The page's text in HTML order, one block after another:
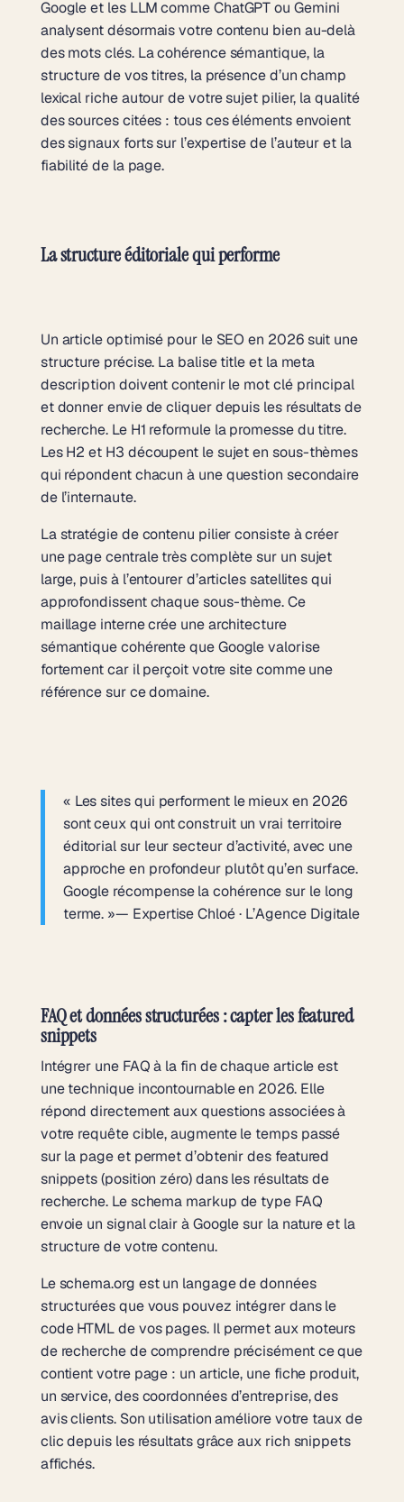
Google et les LLM comme ChatGPT ou Gemini
analysent désormais votre contenu bien au-delà
des mots clés. La cohérence sémantique, la
structure de vos titres, la présence d’un champ
lexical riche autour de votre sujet pilier, la qualité
des sources citées : tous ces éléments envoient
des signaux forts sur l’expertise de l’auteur et la
fiabilité de la page.
La structure éditoriale qui performe
Un article optimisé pour le SEO en 2026 suit une
structure précise. La balise title et la meta
description doivent contenir le mot clé principal
et donner envie de cliquer depuis les résultats de
recherche. Le H1 reformule la promesse du titre.
Les H2 et H3 découpent le sujet en sous-thèmes
qui répondent chacun à une question secondaire
de l’internaute.
Lastratégie de contenu pilierconsiste à créer
une page centrale très complète sur un sujet
large, puis à l’entourer d’articles satellites qui
approfondissent chaque sous-thème. Ce
maillage interne crée une architecture
sémantique cohérente que Google valorise
fortement car il perçoit votre site comme une
référence sur ce domaine.
« Les sites qui performent le mieux en 2026
sont ceux qui ont construit un vrai territoire
éditorial sur leur secteur d’activité, avec une
approche en profondeur plutôt qu’en surface.
Google récompense la cohérence sur le long
terme. »— Expertise Chloé · L’Agence Digitale
FAQ et données structurées : capter les featured
snippets
Intégrer une FAQ à la fin de chaque article est
une technique incontournable en 2026. Elle
répond directement aux questions associées à
votre requête cible, augmente le temps passé
sur la page et permet d’obtenir des featured
snippets (position zéro) dans les résultats de
recherche. Le schema markup de type FAQ
envoie un signal clair à Google sur la nature et la
structure de votre contenu.
Le schema.org est un langage de données
structurées que vous pouvez intégrer dans le
code HTML de vos pages. Il permet aux moteurs
de recherche de comprendre précisément ce que
contient votre page : un article, une fiche produit,
un service, des coordonnées d’entreprise, des
avis clients. Son utilisation améliore votre taux de
clic depuis les résultats grâce aux rich snippets
affichés.